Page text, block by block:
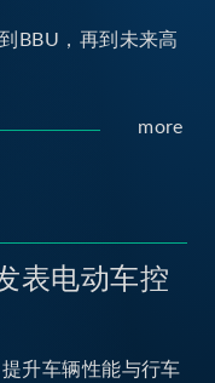
BBU，再到未来高
more
表电动车控
升车辆性能与行车